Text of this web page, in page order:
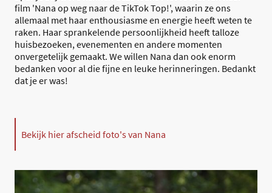
film 'Nana op weg naar de TikTok Top!', waarin ze ons
allemaal met haar enthousiasme en energie heeft weten te
raken. Haar sprankelende persoonlijkheid heeft talloze
huisbezoeken, evenementen en andere momenten
onvergetelijk gemaakt. We willen Nana dan ook enorm
bedanken voor al die fijne en leuke herinneringen. Bedankt
dat je er was!
Bekijk hier afscheid foto's van Nana